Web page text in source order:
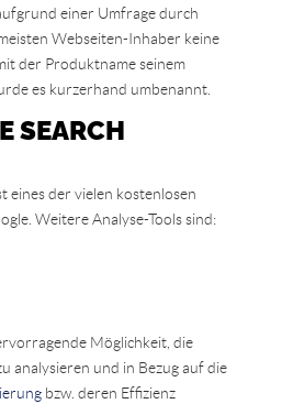
einer Umfrage durch
Webseiten-Inhaber keine
der Produktname seinem
es kurzerhand umbenannt.
SEARCH
eines der vielen kostenlosen
Weitere Analyse-Tools sind:
Möglichkeit, die
analysieren und in Bezug auf die
bzw. deren Effizienz